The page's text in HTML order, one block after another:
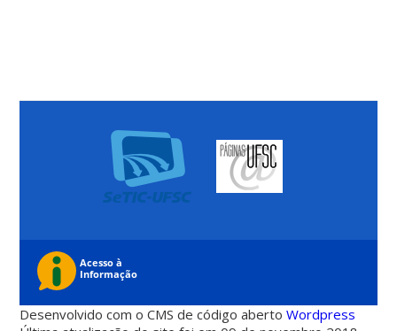
Desenvolvido com o CMS de código abertoWordpress